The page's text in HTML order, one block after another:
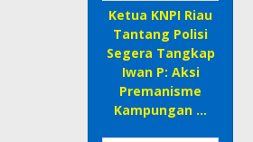
Ketua KNPI Riau
Tantang Polisi
Segera Tangkap
Iwan P: Aksi
Premanisme
Kampungan …